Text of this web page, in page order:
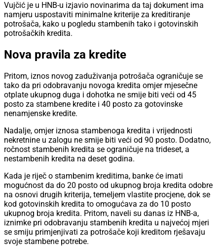
Vujčić je u HNB-u izjavio novinarima da taj dokument ima
namjeru uspostaviti minimalne kriterije za kreditiranje
potrošača, kako u pogledu stambenih tako i gotovinskih
potrošačkih kredita.
Nova pravila za kredite
Pritom, iznos novog zaduživanja potrošača ograničuje se
tako da pri odobravanju novoga kredita omjer mjesečne
otplate ukupnog duga i dohotka ne smije biti veći od 45
posto za stambene kredite i 40 posto za gotovinske
nenamjenske kredite.
Nadalje, omjer iznosa stambenoga kredita i vrijednosti
nekretnine u zalogu ne smije biti veći od 90 posto. Dodatno,
ročnost stambenih kredita se ograničuje na trideset, a
nestambenih kredita na deset godina.
Kada je riječ o stambenim kreditima, banke će imati
mogućnost da do 20 posto od ukupnog broja kredita odobre
na osnovi drugih kriterija, temeljem vlastite procjene, dok se
kod gotovinskih kredita to omogućava za do 10 posto
ukupnog broja kredita. Pritom, naveli su danas iz HNB-a,
iznimke pri odobravanju stambenih kredita u najvećoj mjeri
se smiju primjenjivati za potrošače koji kreditom rješavaju
svoje stambene potrebe.